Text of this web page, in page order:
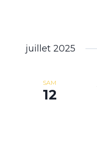
juillet 2025
SAM
12